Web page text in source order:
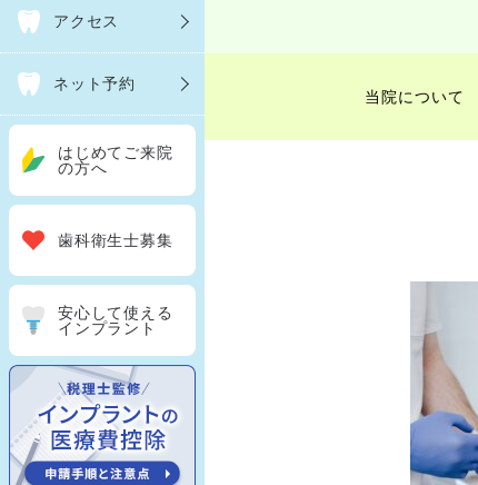
当院について
アクセス
ネット予約
はじめてご来院
の方へ
歯科衛生士募集
安心して使える
インプラント